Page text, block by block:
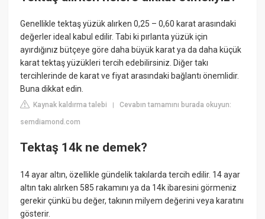
Genellikle tektaş yüzük alırken 0,25 – 0,60 karat arasındaki
değerler ideal kabul edilir. Tabi ki pırlanta yüzük için
ayırdığınız bütçeye göre daha büyük karat ya da daha küçük
karat tektaş yüzükleri tercih edebilirsiniz. Diğer takı
tercihlerinde de karat ve fiyat arasındaki bağlantı önemlidir.
Buna dikkat edin.
Kaynak kaldırma talebi |Cevabın tamamını burada okuyun:
semdiamond.com
Tektaş 14k ne demek?
14 ayar altın, özellikle gündelik takılarda tercih edilir. 14 ayar
altın takı alırken 585 rakamını ya da 14k ibaresini görmeniz
gerekir çünkü bu değer, takının milyem değerini veya karatını
gösterir.